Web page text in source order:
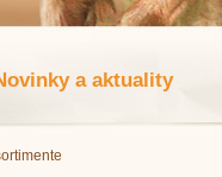
a aktuality